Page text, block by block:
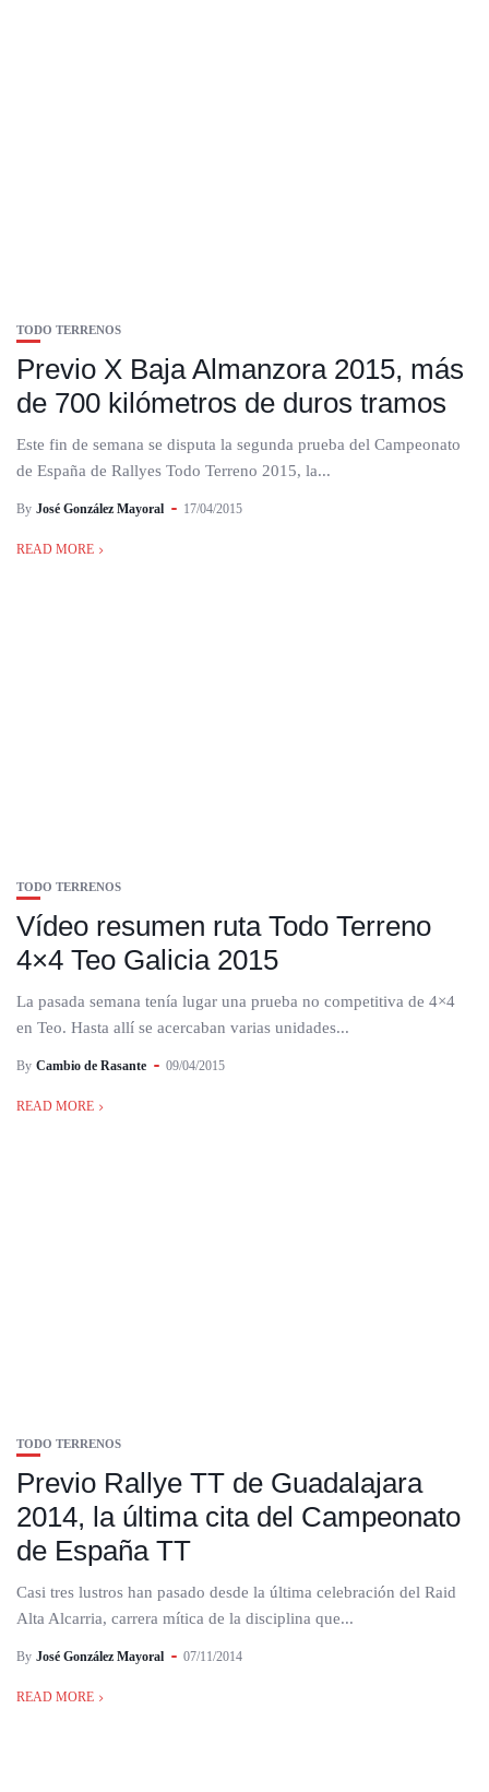
TODO TERRENOS
Previo X Baja Almanzora 2015, más
de 700 kilómetros de duros tramos
Este fin de semana se disputa la segunda prueba del Campeonato
de España de Rallyes Todo Terreno 2015, la...
By José González Mayoral 17/04/2015
READ MORE
TODO TERRENOS
Vídeo resumen ruta Todo Terreno
4×4 Teo Galicia 2015
La pasada semana tenía lugar una prueba no competitiva de 4×4
en Teo. Hasta allí se acercaban varias unidades...
By Cambio de Rasante 09/04/2015
READ MORE
TODO TERRENOS
Previo Rallye TT de Guadalajara
2014, la última cita del Campeonato
de España TT
Casi tres lustros han pasado desde la última celebración del Raid
Alta Alcarria, carrera mítica de la disciplina que...
By José González Mayoral 07/11/2014
READ MORE